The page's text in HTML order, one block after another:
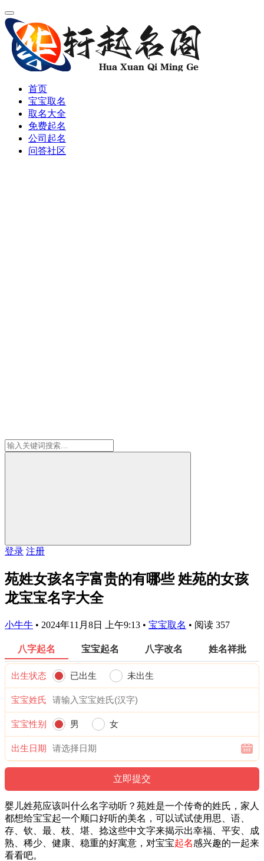
首页
宝宝取名
取名大全
免费起名
公司起名
问答社区
登录 注册
苑姓女孩名字富贵的有哪些 姓苑的女孩
龙宝宝名字大全
小牛牛 • 2024年11月8日 上午9:13 • 宝宝取名 • 阅读 357
八字起名 宝宝起名 八字改名 姓名祥批
出生状态 已出生 未出生
宝宝姓氏
宝宝性别 男 女
出生日期
婴儿姓苑应该叫什么名字动听？苑姓是一个传奇的姓氏，家人
都想给宝宝起一个顺口好听的美名，可以试试使用思、语、
存、钦、最、枝、堪、捻这些中文字来揭示出幸福、平安、成
熟、稀少、健康、稳重的好寓意，对宝宝起名感兴趣的一起来
看看吧。